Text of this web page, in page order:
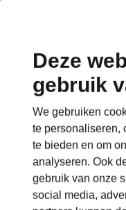
Deze
gebruik
We gebruiken
te personaliseren,
te bieden en om
analyseren. Ook
gebruik van onze
social media,